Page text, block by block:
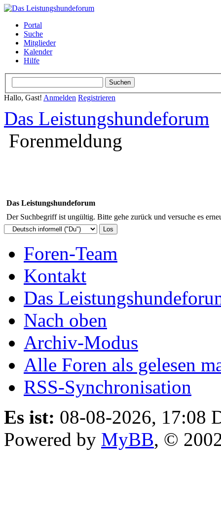
Portal
Suche
Mitglieder
Kalender
Hilfe
Hallo, Gast! Anmelden Registrieren
Das Leistungshundeforum
Forenmeldung
Das Leistungshundeforum
Der Suchbegriff ist ungültig. Bitte gehe zurück und versuche es
Foren-Team
Kontakt
Das
Nach oben
Archiv-Modus
Alle Foren als gelesen
RSS-Synchronisation
Es ist: 08-08-2026, 17:08
Powered by MyBB, ©